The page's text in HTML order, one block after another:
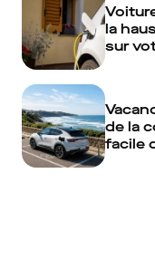
la
sur
de la
facile